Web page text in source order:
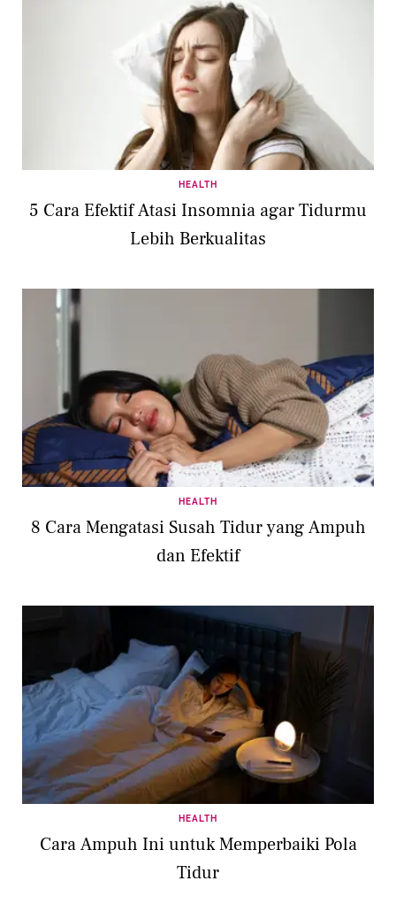
HEALTH
5 Cara Efektif Atasi Insomnia agar Tidurmu
Lebih Berkualitas
HEALTH
8 Cara Mengatasi Susah Tidur yang Ampuh
dan Efektif
HEALTH
Cara Ampuh Ini untuk Memperbaiki Pola
Tidur